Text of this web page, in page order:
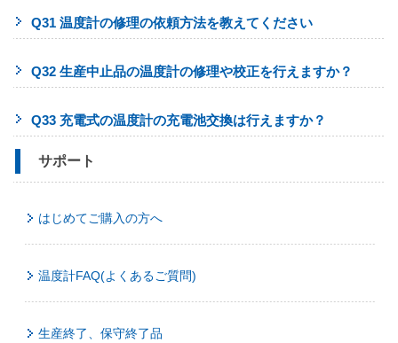
Q31 温度計の修理の依頼方法を教えてください
Q32 生産中止品の温度計の修理や校正を行えますか？
Q33 充電式の温度計の充電池交換は行えますか？
サポート
はじめてご購入の方へ
温度計FAQ(よくあるご質問)
生産終了、保守終了品